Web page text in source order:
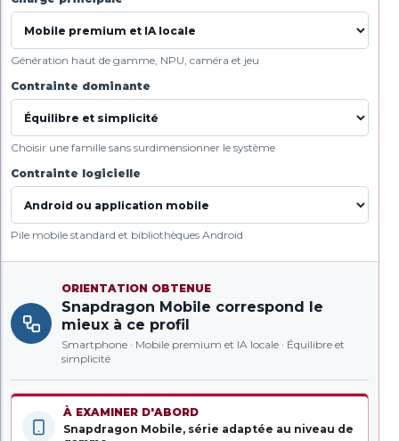
Génération haut de gamme, NPU, caméra et jeu
Contrainte dominante
Choisir une famille sans surdimensionner le système
Contrainte logicielle
Pile mobile standard et bibliothèques Android
ORIENTATION OBTENUE
Snapdragon Mobile correspond le
mieux à ce profil
Smartphone · Mobile premium et IA locale · Équilibre et
simplicité
À EXAMINER D'ABORD
Snapdragon Mobile, série adaptée au niveau de